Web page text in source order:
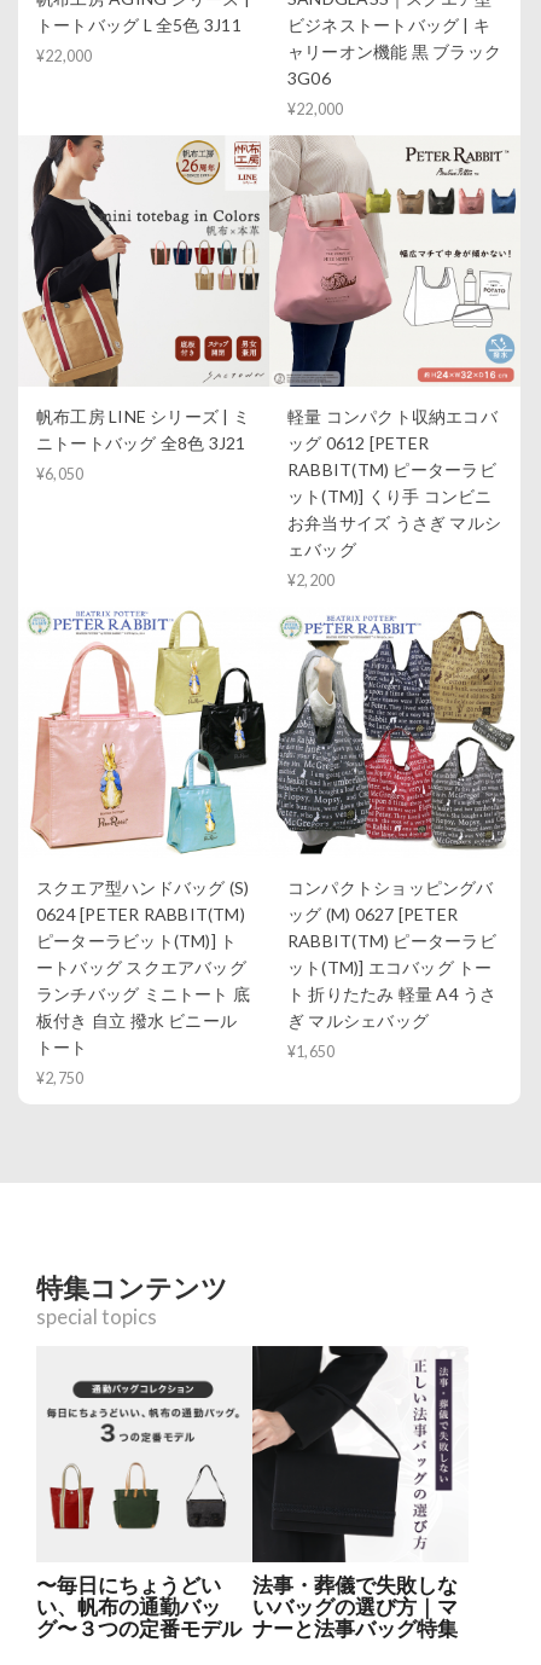
トートバッグ L 全5色 3J11
¥22,000
ビジネストートバッグ | キ
ャリーオン機能 黒 ブラック
3G06
¥22,000
帆布工房 LINE シリーズ | ミ
ニトートバッグ 全8色 3J21
¥6,050
軽量 コンパクト収納エコバ
ッグ 0612 [PETER
RABBIT(TM) ピーターラビ
ット(TM)] くり手 コンビニ
お弁当サイズ うさぎ マルシ
ェバッグ
¥2,200
スクエア型ハンドバッグ (S)
0624 [PETER RABBIT(TM)
ピーターラビット(TM)] ト
ートバッグ スクエアバッグ
ランチバッグ ミニトート 底
板付き 自立 撥水 ビニール
トート
¥2,750
コンパクトショッピングバ
ッグ (M) 0627 [PETER
RABBIT(TM) ピーターラビ
ット(TM)] エコバッグ トー
ト 折りたたみ 軽量 A4 うさ
ぎ マルシェバッグ
¥1,650
特集コンテンツ
special topics
〜毎日にちょうどい
い、帆布の通勤バッ
グ〜３つの定番モデル
法事・葬儀で失敗しな
いバッグの選び方｜マ
ナーと法事バッグ特集